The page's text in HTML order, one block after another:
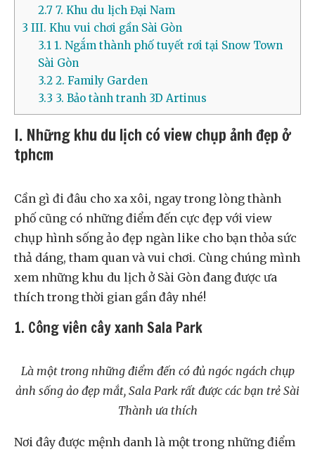
2.77. Khu du lịch Đại Nam
3 III. Khu vui chơi gần Sài Gòn
3.11. Ngắm thành phố tuyết rơi tại Snow Town
Sài Gòn
3.22. Family Garden
3.3 3. Bảo tành tranh 3D Artinus
I. Những khu du lịch có view chụp ảnh đẹp ở
tphcm
Cần gì đi đâu cho xa xôi, ngay trong lòng thành
phố cũng có những điểm đến cực đẹp với view
chụp hình sống ảo đẹp ngàn like cho bạn thỏa sức
thả dáng, tham quan và vui chơi. Cùng chúng mình
xem những khu du lịch ở Sài Gòn đang được ưa
thích trong thời gian gần đây nhé!
1. Công viên cây xanh Sala Park
Là một trong những điểm đến có đủ ngóc ngách chụp
ảnh sống ảo đẹp mắt, Sala Park rất được các bạn trẻ Sài
Thành ưa thích
Nơi đây được mệnh danh là một trong những điểm